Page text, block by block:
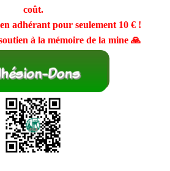
coût.
adhérant pour seulement 10 €!
à la mémoire de la mine 🙏